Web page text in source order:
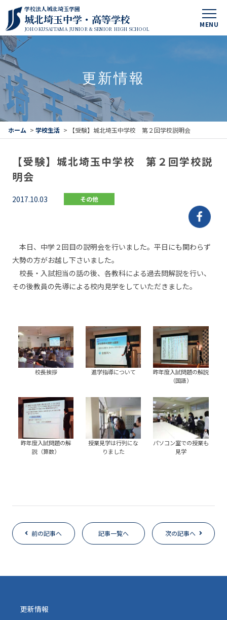
MENU
学校法人城北埼玉学園
城北埼玉中学・高等学校
JOHOKUSAITAMA JUNIOR & SENIOR HIGH SCHOOL
更新情報
ホーム > 学校生活 > 【受験】城北埼玉中学校 第２回学校説明会
【受験】城北埼玉中学校 第２回学校説
明会
2017.10.03 その他
本日、中学２回目の説明会を行いました。平日にも関わらず
大勢の方がお越し下さいました。
校長・入試担当の話の後、各教科による過去問解説を行い、
その後教員の先導による校内見学をしていただきました。
校長挨拶 進学指導について
昨年度入試問題の解説
（国語）
昨年度入試問題の解
説（算数）
授業見学は行列にな
りました
パソコン室での授業も
見学
前の記事へ 記事一覧へ 次の記事へ
更新情報